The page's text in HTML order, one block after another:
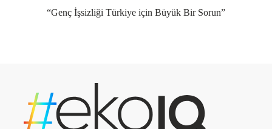
“Genç İşsizliği Türkiye için Büyük Bir Sorun”